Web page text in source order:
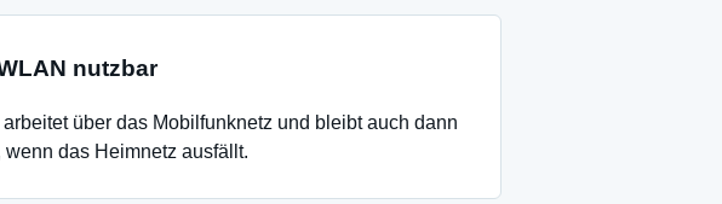
nutzbar
arbeitet über das Mobilfunknetz und bleibt auch dann
wenn das Heimnetz ausfällt.